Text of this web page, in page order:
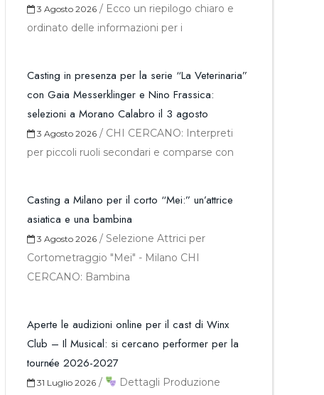
3 Agosto 2026 / Ecco un riepilogo chiaro e
ordinato delle informazioni per i
Casting in presenza per la serie “La Veterinaria”
con Gaia Messerklinger e Nino Frassica:
selezioni a Morano Calabro il 3 agosto
3 Agosto 2026 / CHI CERCANO: Interpreti
per piccoli ruoli secondari e comparse con
Casting a Milano per il corto “Mei:” un’attrice
asiatica e una bambina
3 Agosto 2026 / Selezione Attrici per
Cortometraggio "Mei" - Milano CHI
CERCANO: Bambina
Aperte le audizioni online per il cast di Winx
Club – Il Musical: si cercano performer per la
tournée 2026-2027
31 Luglio 2026 /
Dettagli Produzione